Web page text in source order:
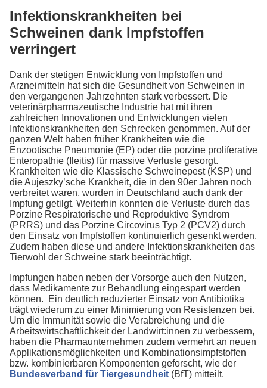
Infektionskrankheiten bei
Schweinen dank Impfstoffen
verringert
Dank der stetigen Entwicklung von Impfstoffen und
Arzneimitteln hat sich die Gesundheit von Schweinen in
den vergangenen Jahrzehnten stark verbessert. Die
veterinärpharmazeutische Industrie hat mit ihren
zahlreichen Innovationen und Entwicklungen vielen
Infektionskrankheiten den Schrecken genommen. Auf der
ganzen Welt haben früher Krankheiten wie die
Enzootische Pneumonie (EP) oder die porzine proliferative
Enteropathie (Ileitis) für massive Verluste gesorgt.
Krankheiten wie die Klassische Schweinepest (KSP) und
die Aujeszky’sche Krankheit, die in den 90er Jahren noch
verbreitet waren, wurden in Deutschland auch dank der
Impfung getilgt. Weiterhin konnten die Verluste durch das
Porzine Respiratorische und Reproduktive Syndrom
(PRRS) und das Porzine Circovirus Typ 2 (PCV2) durch
den Einsatz von Impfstoffen kontinuierlich gesenkt werden.
Zudem haben diese und andere Infektionskrankheiten das
Tierwohl der Schweine stark beeinträchtigt.
Impfungen haben neben der Vorsorge auch den Nutzen,
dass Medikamente zur Behandlung eingespart werden
können. Ein deutlich reduzierter Einsatz von Antibiotika
trägt wiederum zu einer Minimierung von Resistenzen bei.
Um die Immunität sowie die Verabreichung und die
Arbeitswirtschaftlichkeit der Landwirt:innen zu verbessern,
haben die Pharmaunternehmen zudem vermehrt an neuen
Applikationsmöglichkeiten und Kombinationsimpfstoffen
bzw. kombinierbaren Komponenten geforscht, wie der
Bundesverband für Tiergesundheit (BfT) mitteilt.